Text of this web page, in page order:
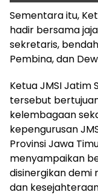
Sementara itu,
hadir bersama
sekretaris,
Pembina, dan
Ketua JMSI Jatim
tersebut
kelembagaan
kepengurusan
Provinsi Jawa
menyampaikan
disinergikan demi
dan